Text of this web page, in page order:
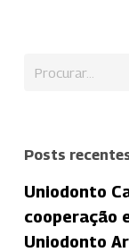
Posts
Uniodonto
cooperação
Uniodonto